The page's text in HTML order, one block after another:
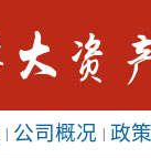
公司概况 政